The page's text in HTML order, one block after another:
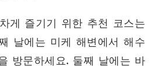
게 즐기기 위한 추천 코스는
날에는 미케 해변에서 해수
방문하세요. 둘째 날에는 바